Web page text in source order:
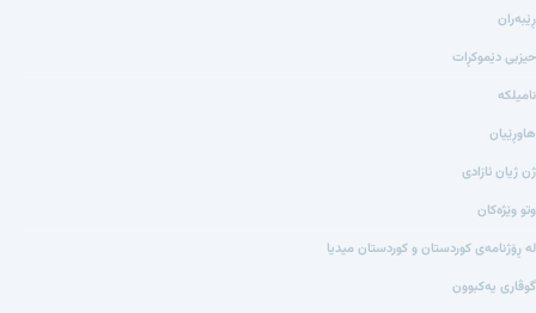
ڕێبەران
حیزبی دێموکڕات
نامیلکە
هاوڕێیان
ژن ژیان ئازادی
وتو وێژەکان
لە ڕۆژنامەی کوردستان و کوردستان میدیا
گوڤاری یەکبوون